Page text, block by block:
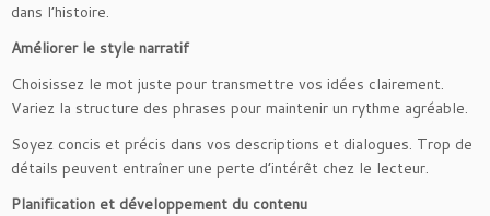
dans l’histoire.
Améliorer le style narratif
Choisissez le mot juste pour transmettre vos idées clairement.
Variez la structure des phrases pour maintenir un rythme agréable.
Soyez concis et précis dans vos descriptions et dialogues. Trop de
détails peuvent entraîner une perte d’intérêt chez le lecteur.
Planification et développement du contenu